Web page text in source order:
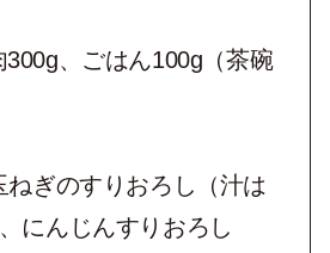
、ごはん100g（茶碗
ねぎのすりおろし（汁は
にんじんすりおろし